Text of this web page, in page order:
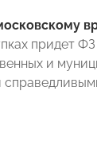
придет
и